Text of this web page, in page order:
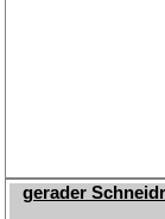
gerader